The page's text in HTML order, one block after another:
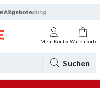
Rücksendung
Angebote
Mein Konto Warenkorb
Suchen